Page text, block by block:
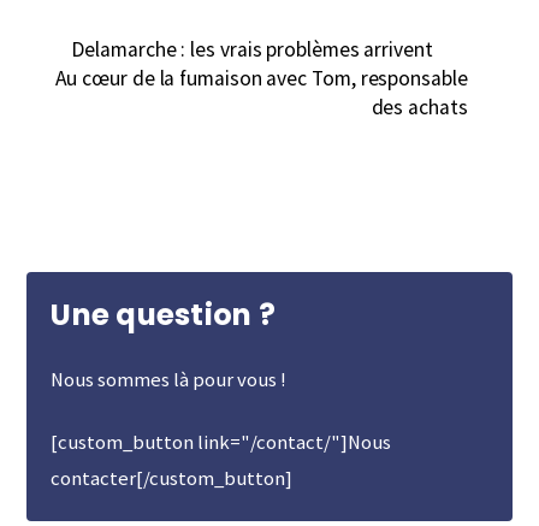
Delamarche : les vrais problèmes arrivent
Au cœur de la fumaison avec Tom, responsable
des achats
Une question ?
Nous sommes là pour vous !
[custom_button link="/contact/"]Nous
contacter[/custom_button]